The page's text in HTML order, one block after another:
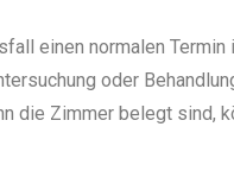
einen normalen
oder
die Zimmer belegt sind,